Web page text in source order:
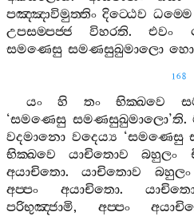
පඤ‍්ඤාවිමුත‍්තිං දිට‍්ඨෙව ධම‍්මෙ
උපසම‍්පජ‍්ජ
විහරති.එවං
සමණෙසු සමණසුඛුමාලො
168
යං හි තං භික‍්ඛවෙ
‘සමණෙසු සමණසුඛුමාලො’ති.
වදමානො වදෙය්‍ය ‘සමණෙසු
භික‍්ඛවෙ
යාචිතොව බහුලං
අයාචිතො.යාචිතොව බහුලං
අප‍්පං
අයාචිතො.
පරිභුඤ‍්ජාමි, අප‍්පං